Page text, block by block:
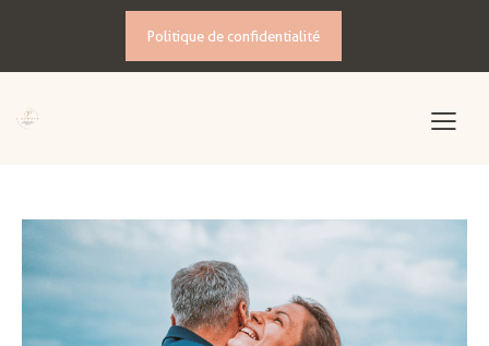
Politique de confidentialité